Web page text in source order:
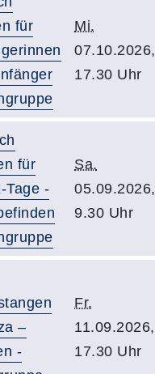
für
Mi.
07.10.2026,
17.30 Uhr
für
Tage -
Sa.
05.09.2026,
9.30 Uhr
–
-
Fr.
11.09.2026,
17.30 Uhr